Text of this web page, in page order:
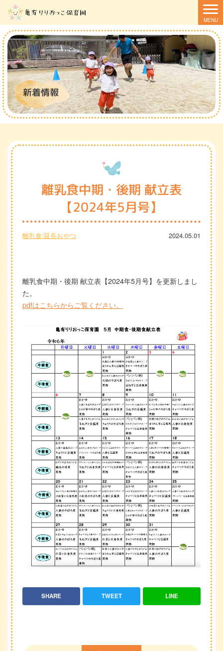
新着情報
離乳食中期・後期 献立表
【2024年5月号】
離乳食/延長おやつ 2024.05.01
離乳食中期・後期 献立表【2024年5月号】を更新しまし
た。
pdfはこちらからご覧ください。
SHARE TWEET LINE